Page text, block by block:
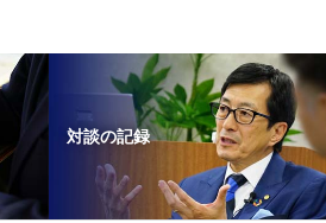
対談の記録